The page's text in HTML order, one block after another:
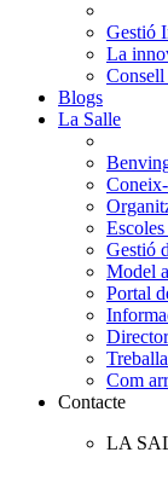
Gestió
La
Consell
Blogs
La Salle
Gestió
Model
Portal
Com
Contacte
LA